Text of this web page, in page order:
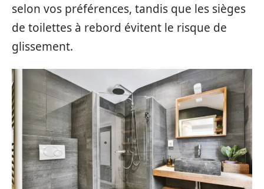
selon vos préférences, tandis que les sièges
de toilettes à rebord évitent le risque de
glissement.